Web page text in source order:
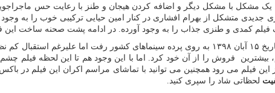
یک مشکل با مشکل دیگر و اضافه کردن هیجان و طنز با رعایت حس
جدیدی متشکل از بهرام افشاری در کنار امین حیایی ترکیبی خوب را به
کمدی و طنزی جذاب را به وجود آورده. در ادامه پشت صحنه ساخت این
فیلم ایرانی چشم و گوش بسته در تاریخ ۱۵ آبان ۱۳۹۸ به روی پرده
این فیلم می رود همچنین می توانید با تماشای مراسم اکران این فیلم در
لحظاتی شاد را سپری کنید.